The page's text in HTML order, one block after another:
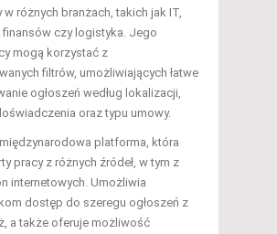
w różnych branżach, takich jak IT,
finansów czy logistyka. Jego
mogą korzystać z
filtrów, umożliwiających łatwe
ogłoszeń według lokalizacji,
oraz typu umowy.
platforma, która
pracy z różnych źródeł, w tym z
internetowych. Umożliwia
dostęp do szeregu ogłoszeń z
a także oferuje możliwość